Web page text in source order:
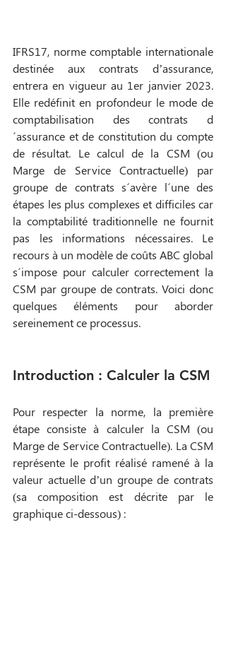
IFRS17, norme comptable internationale
entrera en vigueur au 1er janvier 2023.
Elle redéfinit en profondeur le mode de
comptabilisation des contrats d
´assurance et de constitution du compte
de résultat. Le calcul de la CSM (ou
Marge de Service Contractuelle) par
groupe de contrats s´avère l´une des
étapes les plus complexes et difficiles car
la comptabilité traditionnelle ne fournit
pas les informations nécessaires. Le
recours à un modèle de coûts ABC global
s´impose pour calculer correctement la
CSM par groupe de contrats. Voici donc
quelques éléments pour aborder
sereinement ce processus.
Introduction : Calculer la CSM
Pour respecter la norme, la première
étape consiste à calculer la CSM (ou
Marge de Service Contractuelle). La CSM
représente le profit réalisé ramené à la
valeur actuelle d’un groupe de contrats
(sa composition est décrite par le
graphique ci-dessous) :